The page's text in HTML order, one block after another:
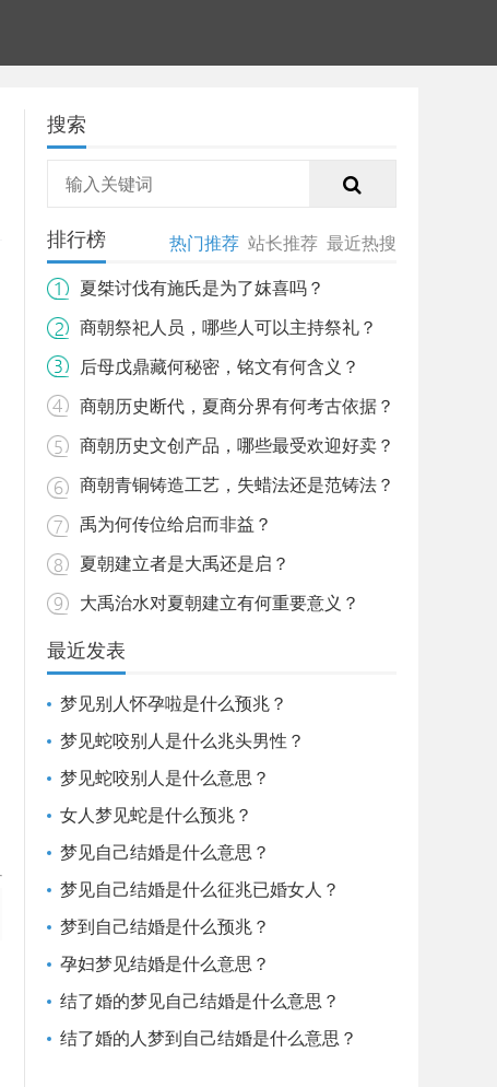
搜索
排行榜 热门推荐 站长推荐 最近热搜
夏桀讨伐有施氏是为了妺喜吗？
商朝祭祀人员，哪些人可以主持祭礼？
后母戊鼎藏何秘密，铭文有何含义？
商朝历史断代，夏商分界有何考古依据？
商朝历史文创产品，哪些最受欢迎好卖？
商朝青铜铸造工艺，失蜡法还是范铸法？
禹为何传位给启而非益？
夏朝建立者是大禹还是启？
大禹治水对夏朝建立有何重要意义？
最近发表
梦见别人怀孕啦是什么预兆？
梦见蛇咬别人是什么兆头男性？
梦见蛇咬别人是什么意思？
女人梦见蛇是什么预兆？
梦见自己结婚是什么意思？
梦见自己结婚是什么征兆已婚女人？
梦到自己结婚是什么预兆？
孕妇梦见结婚是什么意思？
结了婚的梦见自己结婚是什么意思？
结了婚的人梦到自己结婚是什么意思？